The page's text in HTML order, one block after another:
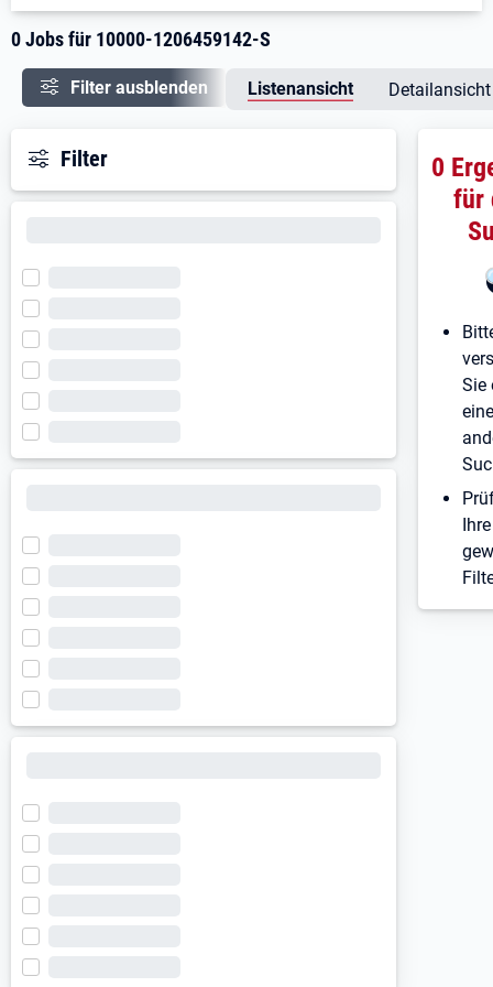
0 Jobs für 10000-1206459142-S
Filter ausblenden Listenansicht Detailansicht
Filter
0
für
Sie
Ihre